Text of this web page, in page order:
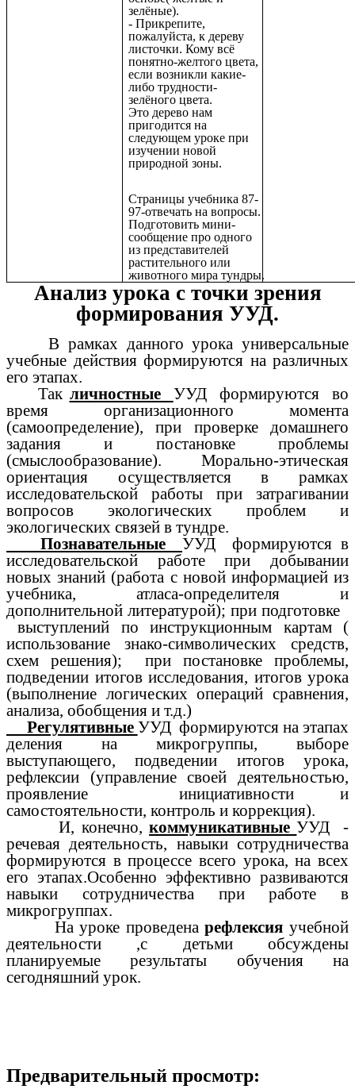
зелёные).
- Прикрепите,
пожалуйста, к дереву
листочки. Кому всё
понятно-желтого цвета,
если возникли какие-
либо трудности-
зелёного цвета.
Это дерево нам
пригодится на
следующем уроке при
изучении новой
природной зоны.
Страницы учебника 87-
97-отвечать на вопросы.
Подготовить мини-
сообщение про одного
из представителей
растительного или
животного мира тундры.
Анализ урока с точки зрения
формирования УУД.
В рамках данного урока универсальные
учебные действия формируются на различных
его этапах.
Так личностные УУД формируются во
время организационного момента
(самоопределение), при проверке домашнего
задания и постановке проблемы
(смыслообразование). Морально-этическая
ориентация осуществляется в рамках
исследовательской работы при затрагивании
вопросов экологических проблем и
экологических связей в тундре.
Познавательные УУД формируются в
исследовательской работе при добывании
новых знаний (работа с новой информацией из
учебника, атласа-определителя и
дополнительной литературой); при подготовке
выступлений по инструкционным картам (
использование знако-символических средств,
схем решения); при постановке проблемы,
подведении итогов исследования, итогов урока
(выполнение логических операций сравнения,
анализа, обобщения и т.д.)
Регулятивные УУД формируются на этапах
деления на микрогруппы, выборе
выступающего, подведении итогов урока,
рефлексии (управление своей деятельностью,
проявление инициативности и
самостоятельности, контроль и коррекция).
И, конечно,коммуникативныеУУД -
речевая деятельность, навыки сотрудничества
формируются в процессе всего урока, на всех
его этапах.Особенно эффективно развиваются
навыки сотрудничества при работе в
микрогруппах.
На уроке проведенарефлексияучебной
деятельности ,с детьми обсуждены
планируемые результаты обучения на
сегодняшний урок.
Предварительный просмотр: